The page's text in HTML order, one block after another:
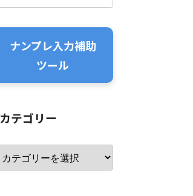
ナンプレ入力補助
ツール
カテゴリー